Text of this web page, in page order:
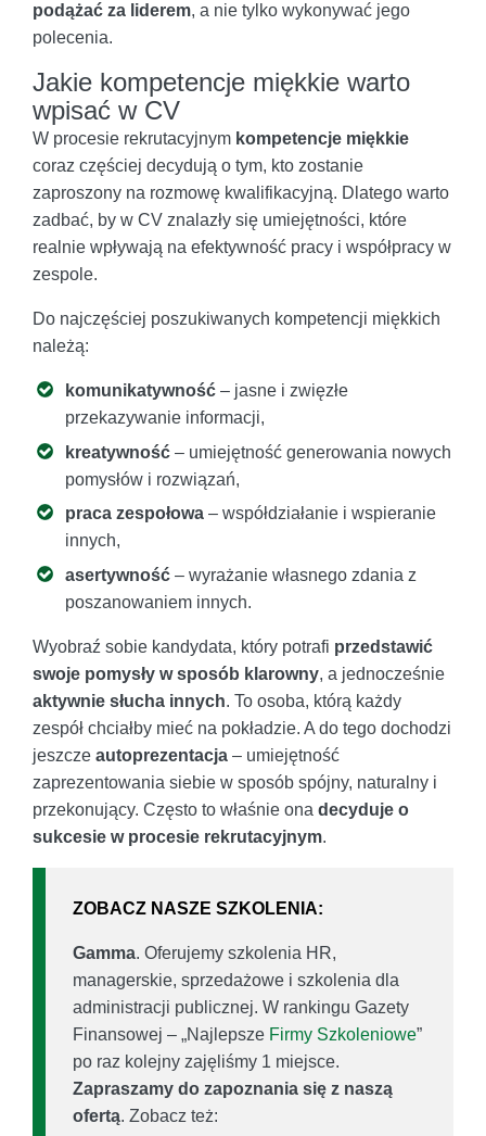
podążać za liderem, a nie tylko wykonywać jego
polecenia.
Jakie kompetencje miękkie warto
wpisać w CV
W procesie rekrutacyjnym kompetencje miękkie
coraz częściej decydują o tym, kto zostanie
zaproszony na rozmowę kwalifikacyjną. Dlatego warto
zadbać, by w CV znalazły się umiejętności, które
realnie wpływają na efektywność pracy i współpracy w
zespole.
Do najczęściej poszukiwanych kompetencji miękkich
należą:
komunikatywność – jasne i zwięzłe
przekazywanie informacji,
kreatywność – umiejętność generowania nowych
pomysłów i rozwiązań,
praca zespołowa – współdziałanie i wspieranie
innych,
asertywność – wyrażanie własnego zdania z
poszanowaniem innych.
Wyobraź sobie kandydata, który potrafi przedstawić
swoje pomysły w sposób klarowny, a jednocześnie
aktywnie słucha innych. To osoba, którą każdy
zespół chciałby mieć na pokładzie. A do tego dochodzi
jeszcze autoprezentacja – umiejętność
zaprezentowania siebie w sposób spójny, naturalny i
przekonujący. Często to właśnie ona decyduje o
sukcesie w procesie rekrutacyjnym.
ZOBACZ NASZE SZKOLENIA:
Gamma. Oferujemy szkolenia HR,
managerskie, sprzedażowe i szkolenia dla
administracji publicznej. W rankingu Gazety
Finansowej – „Najlepsze Firmy Szkoleniowe”
po raz kolejny zajęliśmy 1 miejsce.
Zapraszamy do zapoznania się z naszą
ofertą. Zobacz też: